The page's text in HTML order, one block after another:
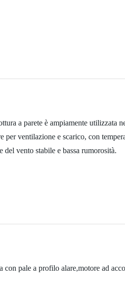
a parete è ampiamente utilizzata
per ventilazione e scarico, con
del vento stabile e bassa rumorosità.
con pale a profilo alare,motore ad